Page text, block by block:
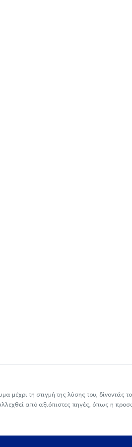
τη στιγμή της λύσης του, δίνοντάς
από αξιόπιστες πηγές, όπως η